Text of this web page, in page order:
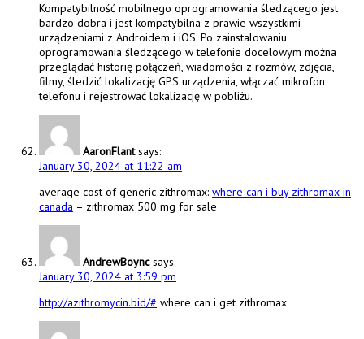
Kompatybilność mobilnego oprogramowania śledzącego jest
bardzo dobra i jest kompatybilna z prawie wszystkimi
urządzeniami z Androidem i iOS. Po zainstalowaniu
oprogramowania śledzącego w telefonie docelowym można
przeglądać historię połączeń, wiadomości z rozmów, zdjęcia,
filmy, śledzić lokalizację GPS urządzenia, włączać mikrofon
telefonu i rejestrować lokalizację w pobliżu.
AaronFlant says:
January 30, 2024 at 11:22 am
average cost of generic zithromax: where can i buy zithromax in
canada – zithromax 500 mg for sale
AndrewBoync says:
January 30, 2024 at 3:59 pm
http://azithromycin.bid/# where can i get zithromax